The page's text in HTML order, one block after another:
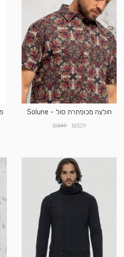
חולצה מכופתרת סול - Solune
₪329
₪349